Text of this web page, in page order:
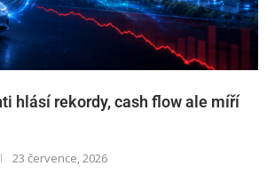
hlásí rekordy, cash flow ale míří
23 července, 2026